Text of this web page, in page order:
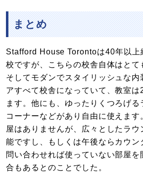
まとめ
Stafford House Torontoは40年以上
校ですが、こちらの校舎自体はとて
そしてモダンでスタイリッシュな内
アすべて校舎になっていて、教室は
ます。他にも、ゆったりくつろげる
コーナーなどがあり自由に使えます
屋はありませんが、広々としたラウ
能ですし、もしくは午後ならカウン
問い合わせれば使っていない部屋を
合もあるとのことでした。